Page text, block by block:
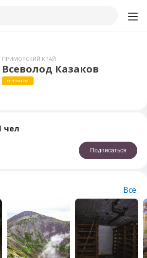
ПРИМОРСКИЙ КРАЙ
Всеволод Казаков
ПРЕМИУМ
чел
Подписаться
Все